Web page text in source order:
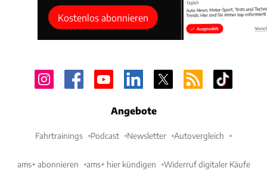
Kostenlos abonnieren
Angebote
Fahrtrainings Podcast Newsletter Autovergleich
ams+ abonnieren ams+ hier kündigen Widerruf digitaler Käufe